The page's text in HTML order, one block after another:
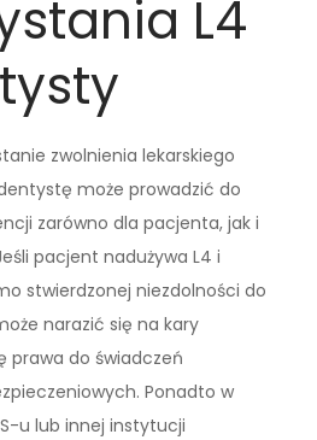
L4
zwolnienia lekarskiego
może prowadzić do
zarówno dla pacjenta, jak i
pacjent nadużywa L4 i
stwierdzonej niezdolności do
narazić się na kary
prawa do świadczeń
Ponadto w
u lub innej instytucji